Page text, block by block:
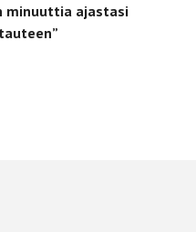
minuuttia ajastasi